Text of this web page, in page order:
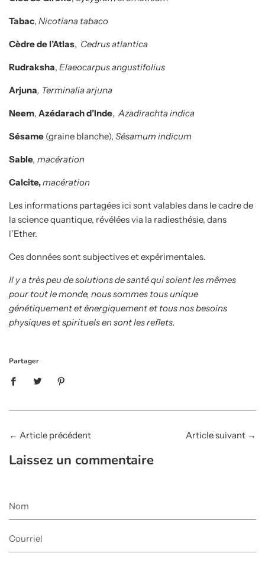
Tabac, Nicotiana tabaco
Cèdre de l’Atlas, Cedrus atlantica
Rudraksha, Elaeocarpus angustifolius
Arjuna, Terminalia arjuna
Neem, Azédarach d’Inde, Azadirachta indica
Sésame (graine blanche), Sésamum indicum
Sable, macération
Calcite,macération
Les informations partagées ici sont valables dans le cadre de
la science quantique, révélées via la radiesthésie, dans
l’Ether.
Ces données sont subjectives et expérimentales.
Il y a très peu de solutions de santé qui soient les mêmes
pour tout le monde, nous sommes tous unique
génétiquement et énergiquement et tous nos besoins
physiques et spirituels en sont les reflets.
Partager
← Article précédent Article suivant →
Laissez un commentaire